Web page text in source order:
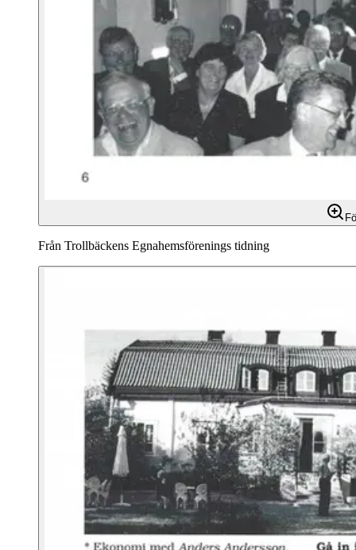
Från Trollbäckens Egnahemsförenings tidning